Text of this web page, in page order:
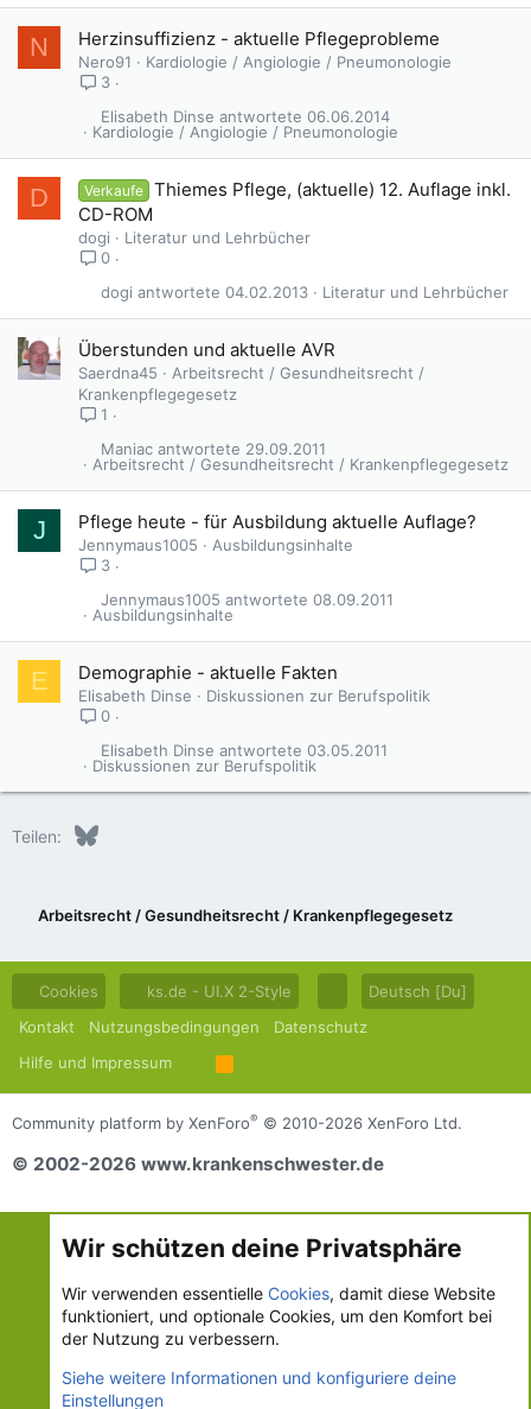
N Herzinsuffizienz - aktuelle Pflegeprobleme
Nero91
Kardiologie / Angiologie / Pneumonologie
3
Kardiologie / Angiologie / Pneumonologie
06.06.2014
Elisabeth Dinse
D Verkaufe
Thiemes Pflege, (aktuelle) 12. Auflage inkl.
CD-ROM
dogi
Literatur und Lehrbücher
0
Literatur und Lehrbücher
04.02.2013
dogi
Überstunden und aktuelle AVR
Saerdna45
Arbeitsrecht / Gesundheitsrecht /
Krankenpflegegesetz
1
Arbeitsrecht / Gesundheitsrecht / Krankenpflegegesetz
29.09.2011
Maniac
J Pflege heute - für Ausbildung aktuelle Auflage?
Jennymaus1005
Ausbildungsinhalte
3
Ausbildungsinhalte
08.09.2011
Jennymaus1005
E Demographie - aktuelle Fakten
Elisabeth Dinse
Diskussionen zur Berufspolitik
0
Diskussionen zur Berufspolitik
03.05.2011
Elisabeth Dinse
Teilen: Bluesky
Arbeitsrecht / Gesundheitsrecht / Krankenpflegegesetz
Cookies ks.de - UI.X 2-Style
Deutsch [Du]
Kontakt
Nutzungsbedingungen
Datenschutz
Hilfe und Impressum
R
S
S
Community platform by XenForo® © 2010-2026 XenForo Ltd.
© 2002-2026 www.krankenschwester.de
Wir schützen deine Privatsphäre
Wir verwenden essentielle Cookies, damit diese Website
funktioniert, und optionale Cookies, um den Komfort bei
der Nutzung zu verbessern.
Siehe weitere Informationen und konfiguriere deine
Einstellungen